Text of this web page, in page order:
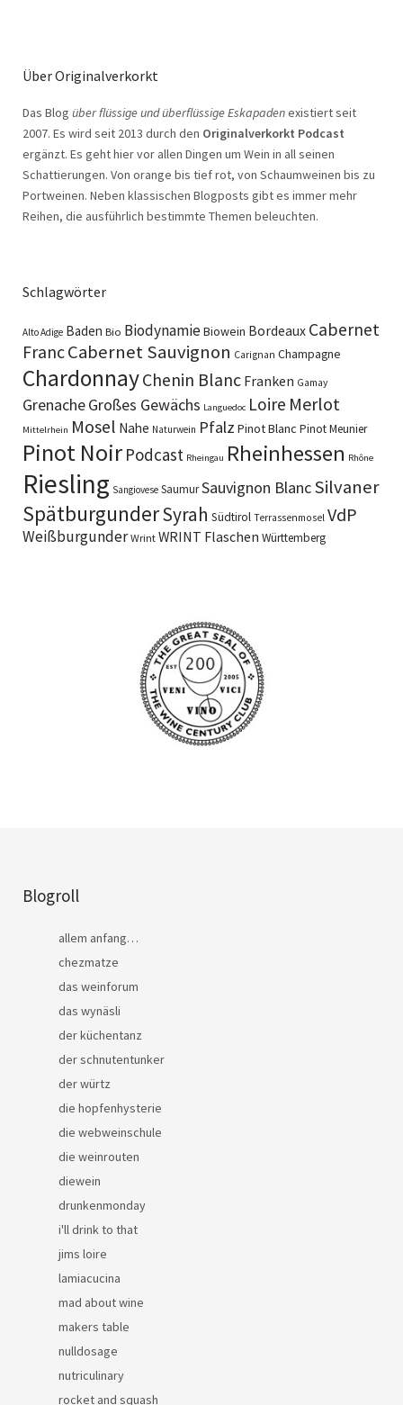
Über Originalverkorkt
Das Blog über flüssige und überflüssige Eskapadenexistiert seit
2007. Es wird seit 2013 durch den Originalverkorkt Podcast
ergänzt. Es geht hier vor allen Dingen um Wein in all seinen
Schattierungen. Von orange bis tief rot, von Schaumweinen bis zu
Portweinen. Neben klassischen Blogposts gibt es immer mehr
Reihen, die ausführlich bestimmte Themen beleuchten.
Schlagwörter
Alto Adige Baden Bio BiodynamieBiowein Bordeaux Cabernet
FrancCabernet Sauvignon Carignan Champagne
ChardonnayChenin Blanc Franken Gamay
GrenacheGroßes Gewächs Languedoc Loire Merlot
Mittelrhein Mosel Nahe Naturwein Pfalz Pinot Blanc Pinot Meunier
Pinot Noir Podcast Rheingau Rheinhessen Rhône
Riesling Sangiovese SaumurSauvignon BlancSilvaner
SpätburgunderSyrah Südtirol Terrassenmosel VdP
Weißburgunder Wrint WRINT Flaschen Württemberg
Blogroll
allem anfang…
chezmatze
das weinforum
das wynäsli
der küchentanz
der schnutentunker
der würtz
die hopfenhysterie
die webweinschule
die weinrouten
diewein
drunkenmonday
i'll drink to that
jims loire
lamiacucina
mad about wine
makers table
nulldosage
nutriculinary
rocket and squash